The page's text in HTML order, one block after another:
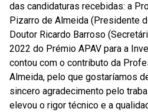
das candidaturas recebidas: a
Pizarro de Almeida (Presidente
Doutor Ricardo Barroso
2022 do Prémio APAV para a
contou com o contributo da
Almeida, pelo que gostaríamos
sincero agradecimento pelo
elevou o rigor técnico e a